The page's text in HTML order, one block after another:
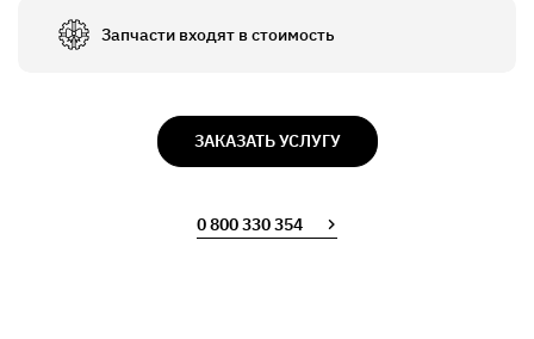
Запчасти входят в стоимость
ЗАКАЗАТЬ УСЛУГУ
0 800 330 354